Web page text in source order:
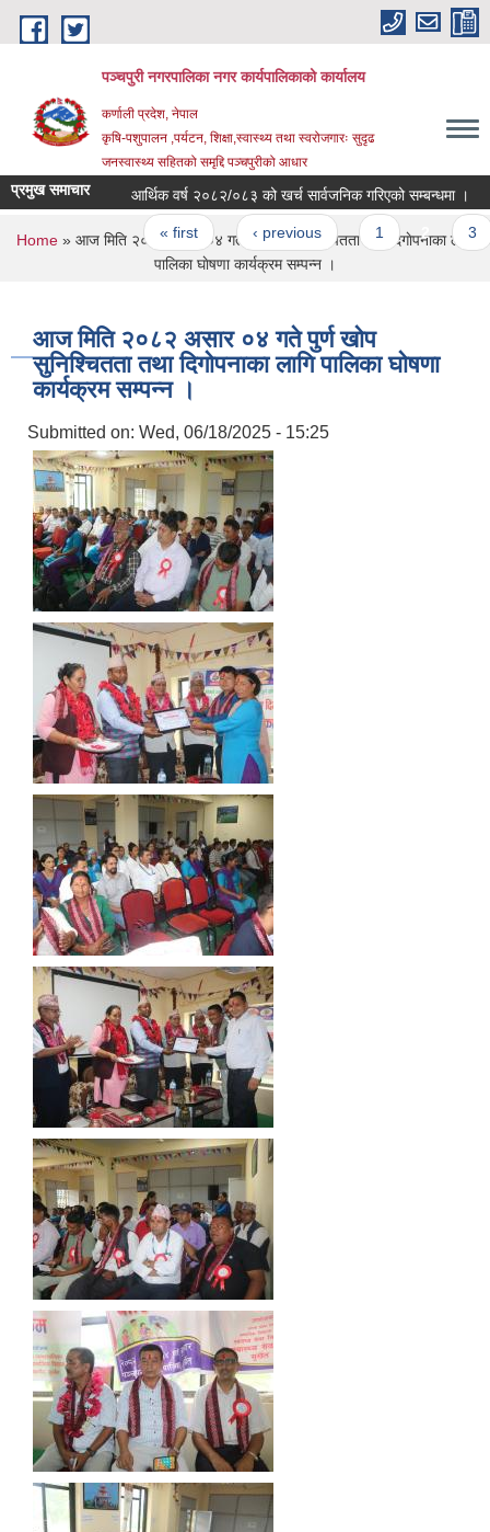
Skip to main content
पञ्चपुरी नगरपालिका नगर कार्यपालिकाको कार्यालय
कर्णाली प्रदेश, नेपाल
कृषि-पशुपालन ,पर्यटन, शिक्षा,स्वास्थ्य तथा स्वरोजगारः सुदृढ
जनस्वास्थ्य सहितको समृद्दि पञ्चपुरीको आधार
प्रमुख समाचार आर्थिक वर्ष २०८२/०८३ को खर्च सार्वजनिक गरिएको सम्बन्धमा ।
Pages
« first ‹ previous 1 2 3
You are here
Home» आज मिति २०८२ असार ०४ गते पुर्ण खाेप सुनिश्चितता तथा दिगाेपनाका लागि
पालिका घाेषणा कार्यक्रम सम्पन्न ।
आज मिति २०८२ असार ०४ गते पुर्ण खाेप
सुनिश्चितता तथा दिगाेपनाका लागि पालिका घाेषणा
कार्यक्रम सम्पन्न ।
Submitted on: Wed, 06/18/2025 - 15:25